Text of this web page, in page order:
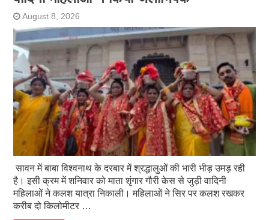
August 8, 2026
सावन में बाबा विश्वनाथ के दरबार में श्रद्धालुओं की भारी भीड़ उमड़ रही
है। इसी क्रम में शनिवार को माता शृंगार गौरी केस से जुड़ी वादिनी
महिलाओं ने कलश यात्रा निकाली। महिलाओं ने सिर पर कलश रखकर
करीब दो किलोमीटर …